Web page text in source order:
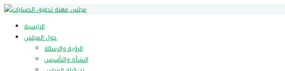
الرئيسية
حول المجلس
الرؤية والرسالة
النشأة والتأسيس